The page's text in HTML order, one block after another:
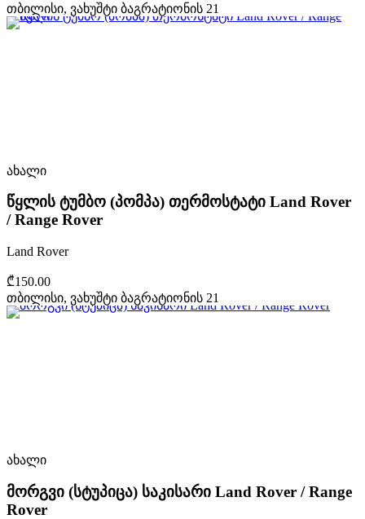
თბილისი, ვახუშტი ბაგრატიონის 21
ახალი
წყლის ტუმბო (პომპა) თერმოსტატი Land Rover
/ Range Rover
Land Rover
₾150.00
თბილისი, ვახუშტი ბაგრატიონის 21
ახალი
მორგვი (სტუპიცა) საკისარი Land Rover / Range
Rover